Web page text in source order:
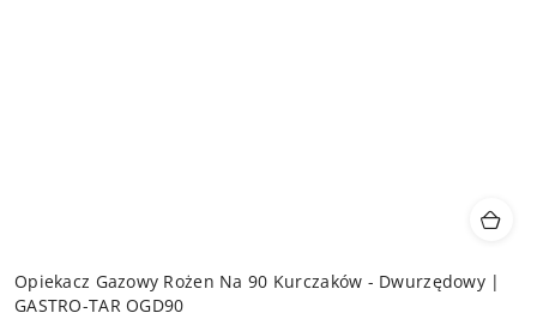
Opiekacz Gazowy Rożen Na 90 Kurczaków - Dwurzędowy |
GASTRO-TAR OGD90